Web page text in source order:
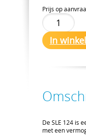
Prijs op
In
De SLE 124 is
met een